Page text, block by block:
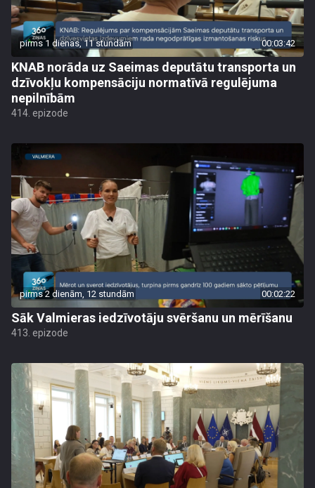
pirms 1 dienas, 11 stundām 00:03:42
KNAB norāda uz Saeimas deputātu transporta un
dzīvokļu kompensāciju normatīvā regulējuma
nepilnībām
414. epizode
pirms 2 dienām, 12 stundām 00:02:22
Sāk Valmieras iedzīvotāju svēršanu un mērīšanu
413. epizode